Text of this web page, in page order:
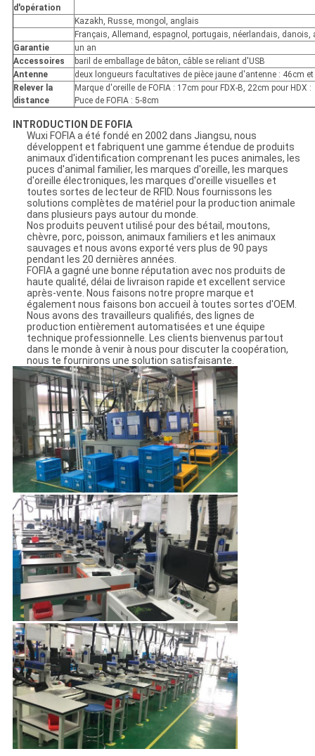
d'opération
Kazakh, Russe, mongol, anglais
Français, Allemand, espagnol, portugais, néerlandais, danois,
Garantie
un an
Accessoires
baril de emballage de bâton, câble se reliant d'USB
Antenne
deux longueurs facultatives de pièce jaune d'antenne : 46cm
Relever la
distance
Marque d'oreille de FOFIA : 17cm pour FDX-B, 22cm pour HDX :
Puce de FOFIA : 5-8cm
INTRODUCTION DE FOFIA
Wuxi FOFIA a été fondé en 2002 dans Jiangsu, nous
développent et fabriquent une gamme étendue de produits
animaux d'identification comprenant les puces animales, les
puces d'animal familier, les marques d'oreille, les marques
d'oreille électroniques, les marques d'oreille visuelles et
toutes sortes de lecteur de RFID. Nous fournissons les
solutions complètes de matériel pour la production animale
dans plusieurs pays autour du monde.
Nos produits peuvent utilisé pour des bétail, moutons,
chèvre, porc, poisson, animaux familiers et les animaux
sauvages et nous avons exporté vers plus de 90 pays
pendant les 20 dernières années.
FOFIA a gagné une bonne réputation avec nos produits de
haute qualité, délai de livraison rapide et excellent service
après-vente. Nous faisons notre propre marque et
également nous faisons bon accueil à toutes sortes d'OEM.
Nous avons des travailleurs qualifiés, des lignes de
production entièrement automatisées et une équipe
technique professionnelle. Les clients bienvenus partout
dans le monde à venir à nous pour discuter la coopération,
nous te fournirons une solution satisfaisante.